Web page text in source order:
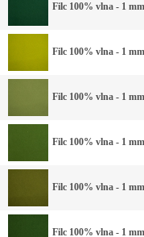
Filc 100% vlna - 1
Filc 100% vlna - 1
Filc 100% vlna - 1
Filc 100% vlna - 1
Filc 100% vlna - 1
Filc 100% vlna - 1